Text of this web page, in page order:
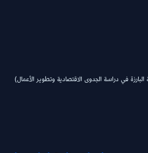
(ٱفاق الجدوى- الشركة السعودية البارزة في دراسة الجدوى الاقتصادية وتطوير الأعمال